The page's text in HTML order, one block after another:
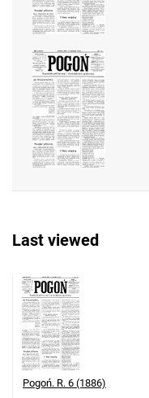
Last viewed
Pogoń. R. 6 (1886)